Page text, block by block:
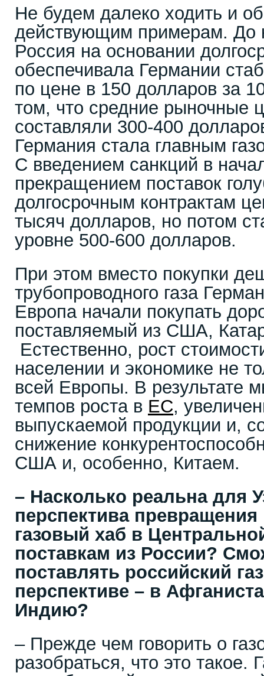
Не будем далеко ходить и
действующим примерам. До
Россия на основании
обеспечивала Германии
по цене в 150 долларов за
том, что средние рыночные
составляли 300-400
Германия стала главным
С введением санкций в
прекращением поставок
долгосрочным контрактам
тысяч долларов, но потом
уровне 500-600 долларов.
При этом вместо покупки
трубопроводного газа
Европа начали покупать
поставляемый из США,
Естественно, рост
населении и экономике не
всей Европы. В результате
темпов роста в ЕС,
выпускаемой продукции и,
снижение
США и, особенно, Китаем.
– Насколько реальна для
перспектива
газовый хаб в
поставкам из России?
поставлять российский
перспективе – в
Индию?
– Прежде чем говорить о
разобраться, что это такое.